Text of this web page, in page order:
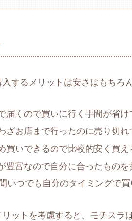
するメリットは安さはもちろ
届くので買いに行く手間が省け
ざお店まで行ったのに売り切
買いできるので比較的安く買え
豊富なので自分に合ったものを
いつでも自分のタイミングで
リットを考慮すると、モチスラ